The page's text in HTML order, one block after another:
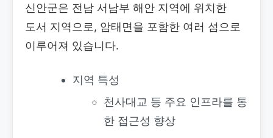
신안군은 전남 서남부 해안 지역에 위치한
도서 지역으로, 암태면을 포함한 여러 섬으로
이루어져 있습니다.
지역 특성
천사대교 등 주요 인프라를 통
한 접근성 향상